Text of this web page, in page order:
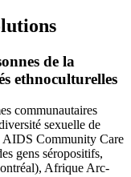
de la
ethnoculturelles
communautaires
sexuelle de
AIDS Community Care
gens séropositifs,
Afrique Arc-